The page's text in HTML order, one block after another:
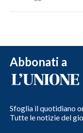
Abbonati a
Sfoglia il quotidiano
Tutte le notizie del